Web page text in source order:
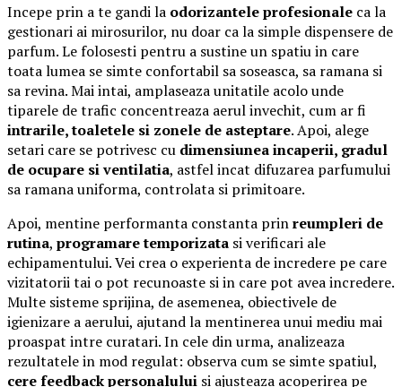
Incepe prin a te gandi la odorizantele profesionale ca la
gestionari ai mirosurilor, nu doar ca la simple dispensere de
parfum. Le folosesti pentru a sustine un spatiu in care
toata lumea se simte confortabil sa soseasca, sa ramana si
sa revina. Mai intai, amplaseaza unitatile acolo unde
tiparele de trafic concentreaza aerul invechit, cum ar fi
intrarile, toaletele si zonele de asteptare. Apoi, alege
setari care se potrivesc cu dimensiunea incaperii, gradul
de ocupare si ventilatia, astfel incat difuzarea parfumului
sa ramana uniforma, controlata si primitoare.
Apoi, mentine performanta constanta prinreumpleri de
rutina, programare temporizata si verificari ale
echipamentului. Vei crea o experienta de incredere pe care
vizitatorii tai o pot recunoaste si in care pot avea incredere.
Multe sisteme sprijina, de asemenea, obiectivele de
igienizare a aerului, ajutand la mentinerea unui mediu mai
proaspat intre curatari. In cele din urma, analizeaza
rezultatele in mod regulat: observa cum se simte spatiul,
cere feedback personalului si ajusteaza acoperirea pe